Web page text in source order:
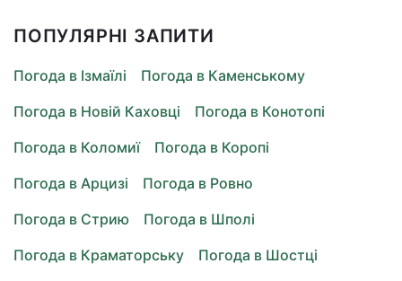
ПОПУЛЯРНІ ЗАПИТИ
Погода в Ізмаїлі
Погода в Каменському
Погода в Новій Каховці
Погода в Конотопі
Погода в Коломиї
Погода в Коропі
Погода в Арцизі
Погода в Ровно
Погода в Стрию
Погода в Шполі
Погода в Краматорську
Погода в Шостці